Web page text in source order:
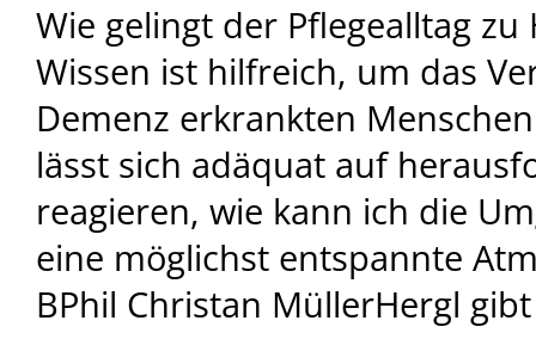
Wie gelingt der Pflegealltag zu
Wissen ist hilfreich, um das
Demenz erkrankten
lässt sich adäquat auf
reagieren, wie kann ich die
eine möglichst entspannte
BPhil Christan MüllerHergl